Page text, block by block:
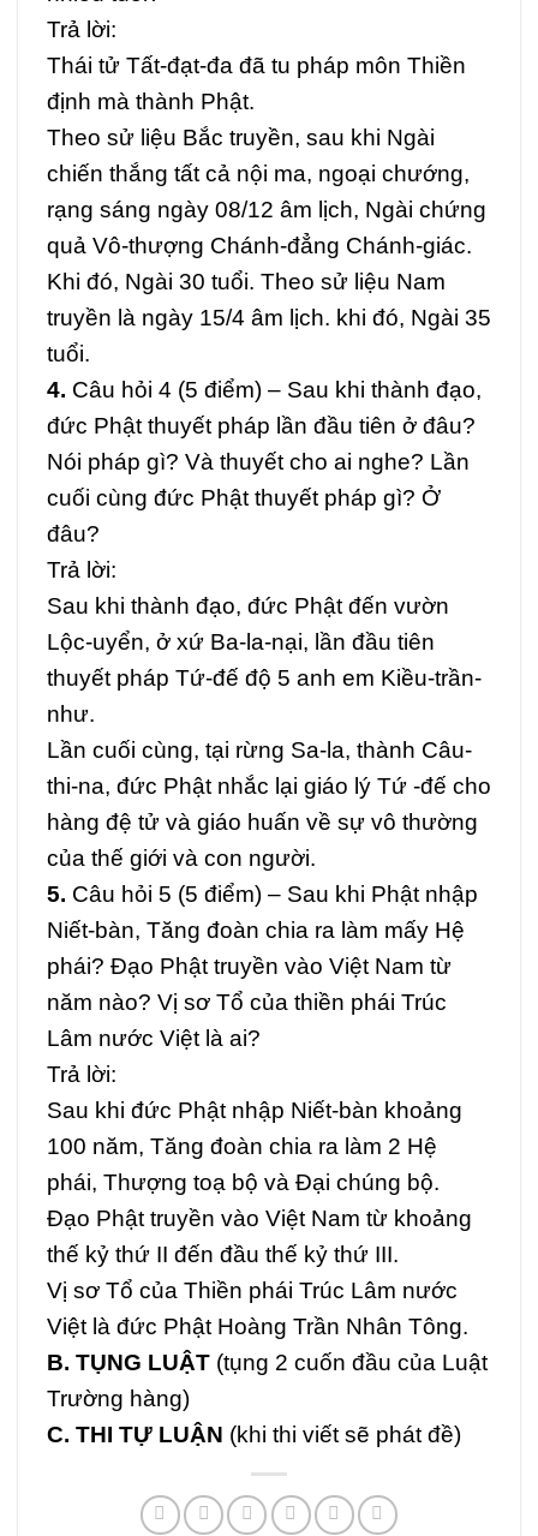
Trả lời:
Thái tử Tất-đạt-đa đã tu pháp môn Thiền
định mà thành Phật.
Theo sử liệu Bắc truyền, sau khi Ngài
chiến thắng tất cả nội ma, ngoại chướng,
rạng sáng ngày 08/12 âm lịch, Ngài chứng
quả Vô-thượng Chánh-đẳng Chánh-giác.
Khi đó, Ngài 30 tuổi. Theo sử liệu Nam
truyền là ngày 15/4 âm lịch. khi đó, Ngài 35
tuổi.
4. Câu hỏi 4 (5 điểm) – Sau khi thành đạo,
đức Phật thuyết pháp lần đầu tiên ở đâu?
Nói pháp gì? Và thuyết cho ai nghe? Lần
cuối cùng đức Phật thuyết pháp gì? Ở
đâu?
Trả lời:
Sau khi thành đạo, đức Phật đến vườn
Lộc-uyển, ở xứ Ba-la-nại, lần đầu tiên
thuyết pháp Tứ-đế độ 5 anh em Kiều-trần-
như.
Lần cuối cùng, tại rừng Sa-la, thành Câu-
thi-na, đức Phật nhắc lại giáo lý Tứ -đế cho
hàng đệ tử và giáo huấn về sự vô thường
của thế giới và con người.
5. Câu hỏi 5 (5 điểm) – Sau khi Phật nhập
Niết-bàn, Tăng đoàn chia ra làm mấy Hệ
phái? Đạo Phật truyền vào Việt Nam từ
năm nào? Vị sơ Tổ của thiền phái Trúc
Lâm nước Việt là ai?
Trả lời:
Sau khi đức Phật nhập Niết-bàn khoảng
100 năm, Tăng đoàn chia ra làm 2 Hệ
phái, Thượng toạ bộ và Đại chúng bộ.
Đạo Phật truyền vào Việt Nam từ khoảng
thế kỷ thứ II đến đầu thế kỷ thứ III.
Vị sơ Tổ của Thiền phái Trúc Lâm nước
Việt là đức Phật Hoàng Trần Nhân Tông.
B. TỤNG LUẬT (tụng 2 cuốn đầu của Luật
Trường hàng)
C. THI TỰ LUẬN (khi thi viết sẽ phát đề)